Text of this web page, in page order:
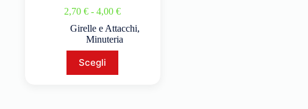
2,70€ - 4,00€
Girelle e Attacchi,
Minuteria
Scegli